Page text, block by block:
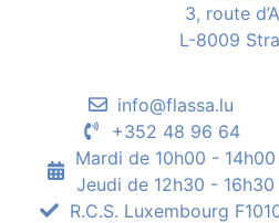
3, route
L-8009
info@flassa.lu
+352 48 96 64
Mardi de 10h00 - 14h00
Jeudi de 12h30 - 16h30
R.C.S. Luxembourg